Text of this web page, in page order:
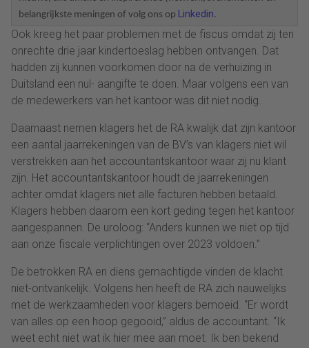
belangrijkste meningen of volg ons op Linkedin.
Ook kreeg het paar problemen met de fiscus omdat zij ten
onrechte drie jaar kindertoeslag hebben ontvangen. Dat
hadden zij kunnen voorkomen door na de verhuizing in
Duitsland een nul- aangifte te doen. Maar volgens een van
de medewerkers van het kantoor was dit niet nodig.
Daarnaast nemen klagers het de RA kwalijk dat zijn kantoor
een aantal jaarrekeningen van de BV’s van klagers niet wil
verstrekken aan het accountantskantoor waar zij nu klant
zijn. Het accountantskantoor houdt de jaarrekeningen
achter omdat klagers niet alle facturen hebben betaald.
Klagers hebben daarom een kort geding tegen het kantoor
aangespannen. De uroloog: “Anders kunnen we niet op tijd
aan onze fiscale verplichtingen over 2023 voldoen.”
De betrokken RA en diens gemachtigde vinden de klacht
niet-ontvankelijk. Volgens hen heeft de RA zich nauwelijks
met de werkzaamheden voor klagers bemoeid. “Er wordt
van alles op een hoop gegooid,” aldus de accountant. “Ik
weet echt niet wat ik hier mee aan moet. Ik ben bekend